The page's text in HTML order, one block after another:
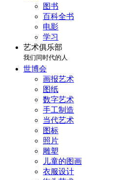
图书
百科全书
电影
学习
艺术俱乐部
我们同时代的人
世博会
画报艺术
图纸
数字艺术
手工制造
当代艺术
图标
照片
雕塑
儿童的图画
衣服设计